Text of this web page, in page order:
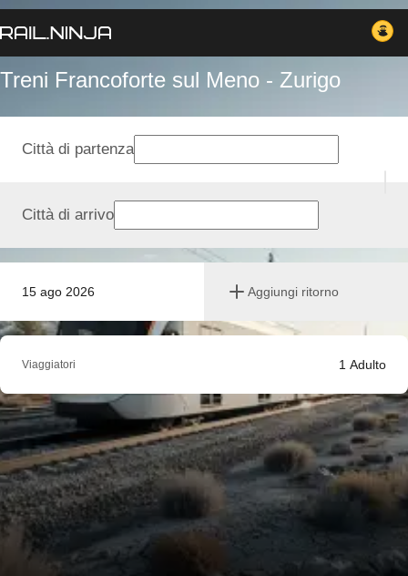
Treni Francoforte sul Meno - Zurigo
15 ago 2026 Aggiungi ritorno
Città di partenza
Città di arrivo
Viaggiatori 1 Adulto